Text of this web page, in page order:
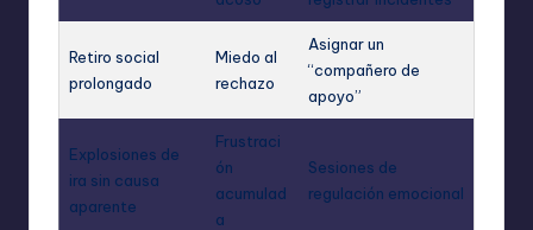
Retiro social
prolongado
Miedo al
rechazo
Asignar un
“compañero de
apoyo”
Explosiones de
ira sin causa
aparente
Frustraci
ón
acumulad
a
Sesiones de
regulación emocional